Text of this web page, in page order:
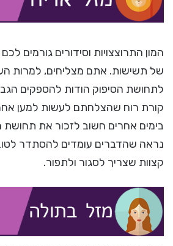
המון התרוצצויות וסידורים גורמים
של תשישות. אתם מצליחים, למרות
לתחושת הסיפוק הודות להספקים
קורת רוח שהצלחתם לעשות למען
בימים אחרים חשוב לזכור את תחושת
נראה שהדברים עומדים להסתדר
קצוות שצריך לסגור ולתפור.